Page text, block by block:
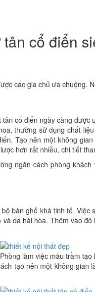
cổ điển
các gia chủ ưa chuộng.
cổ điển ngày càng
thường sử dụng chất
Tạo nên một không
hơn rất nhiều, chi tiết
ngăn cách phòng
bàn ghế khá tinh tế.
da hài hòa. Thêm vào
Phòng làm việc màu trầm
tạo nên một không